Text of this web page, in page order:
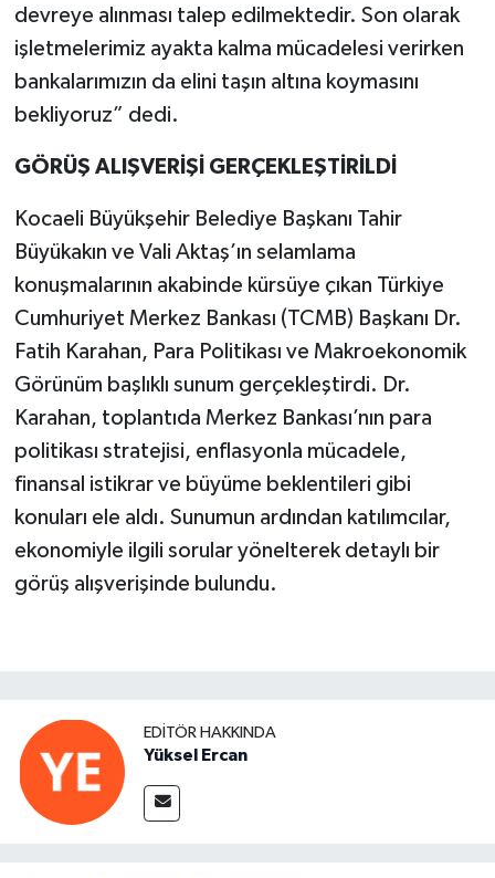
devreye alınması talep edilmektedir. Son olarak
işletmelerimiz ayakta kalma mücadelesi verirken
bankalarımızın da elini taşın altına koymasını
bekliyoruz” dedi.
GÖRÜŞ ALIŞVERİŞİ GERÇEKLEŞTİRİLDİ
Kocaeli Büyükşehir Belediye Başkanı Tahir
Büyükakın ve Vali Aktaş’ın selamlama
konuşmalarının akabinde kürsüye çıkan Türkiye
Cumhuriyet Merkez Bankası (TCMB) Başkanı Dr.
Fatih Karahan, Para Politikası ve Makroekonomik
Görünüm başlıklı sunum gerçekleştirdi. Dr.
Karahan, toplantıda Merkez Bankası’nın para
politikası stratejisi, enflasyonla mücadele,
finansal istikrar ve büyüme beklentileri gibi
konuları ele aldı. Sunumun ardından katılımcılar,
ekonomiyle ilgili sorular yönelterek detaylı bir
görüş alışverişinde bulundu.
EDITÖR HAKKINDA
Yüksel Ercan